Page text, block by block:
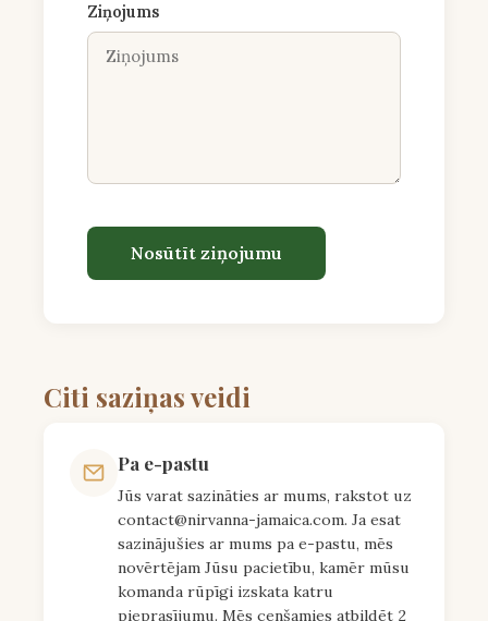
Ziņojums
Nosūtīt ziņojumu
Citi saziņas veidi
Pa e-pastu
Jūs varat sazināties ar mums, rakstot uz
contact@nirvanna-jamaica.com. Ja esat
sazinājušies ar mums pa e-pastu, mēs
novērtējam Jūsu pacietību, kamēr mūsu
komanda rūpīgi izskata katru
pieprasījumu. Mēs cenšamies atbildēt 2